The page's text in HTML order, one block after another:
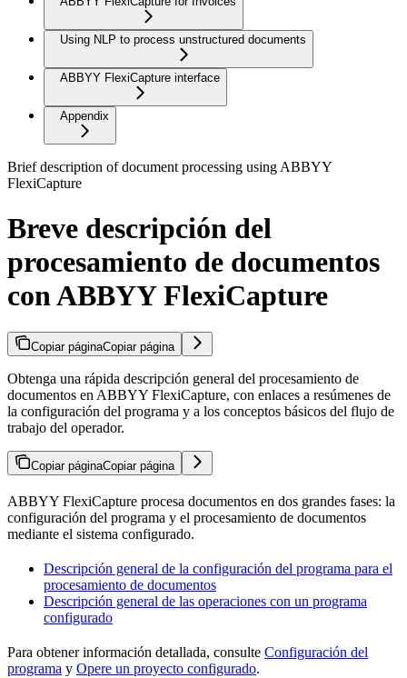
Using NLP to process unstructured documents
ABBYY FlexiCapture interface
Appendix
Brief description of document processing using ABBYY
FlexiCapture
Breve descripción del
procesamiento de documentos
con ABBYY FlexiCapture
Copiar páginaCopiar página
Obtenga una rápida descripción general del procesamiento de
documentos en ABBYY FlexiCapture, con enlaces a resúmenes de
la configuración del programa y a los conceptos básicos del flujo de
trabajo del operador.
Copiar páginaCopiar página
ABBYY FlexiCapture procesa documentos en dos grandes fases: la
configuración del programa y el procesamiento de documentos
mediante el sistema configurado.
Descripción general de la configuración del programa para el
procesamiento de documentos
Descripción general de las operaciones con un programa
configurado
Para obtener información detallada, consulte Configuración del
programa y Opere un proyecto configurado.